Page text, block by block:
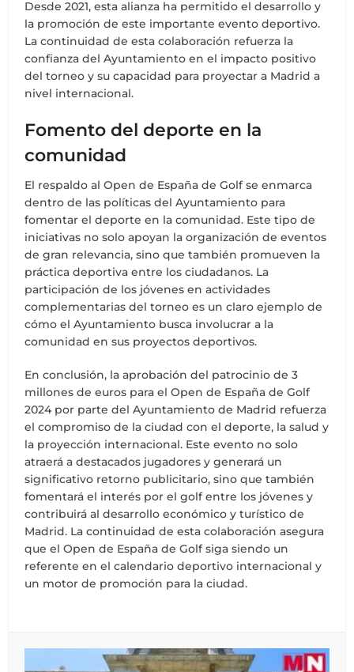
Desde 2021, esta alianza ha permitido el desarrollo y
la promoción de este importante evento deportivo.
La continuidad de esta colaboración refuerza la
confianza del Ayuntamiento en el impacto positivo
del torneo y su capacidad para proyectar a Madrid a
nivel internacional.
Fomento del deporte en la
comunidad
El respaldo al Open de España de Golf se enmarca
dentro de las políticas del Ayuntamiento para
fomentar el deporte en la comunidad. Este tipo de
iniciativas no solo apoyan la organización de eventos
de gran relevancia, sino que también promueven la
práctica deportiva entre los ciudadanos. La
participación de los jóvenes en actividades
complementarias del torneo es un claro ejemplo de
cómo el Ayuntamiento busca involucrar a la
comunidad en sus proyectos deportivos.
En conclusión, la aprobación del patrocinio de 3
millones de euros para el Open de España de Golf
2024 por parte del Ayuntamiento de Madrid refuerza
el compromiso de la ciudad con el deporte, la salud y
la proyección internacional. Este evento no solo
atraerá a destacados jugadores y generará un
significativo retorno publicitario, sino que también
fomentará el interés por el golf entre los jóvenes y
contribuirá al desarrollo económico y turístico de
Madrid. La continuidad de esta colaboración asegura
que el Open de España de Golf siga siendo un
referente en el calendario deportivo internacional y
un motor de promoción para la ciudad.